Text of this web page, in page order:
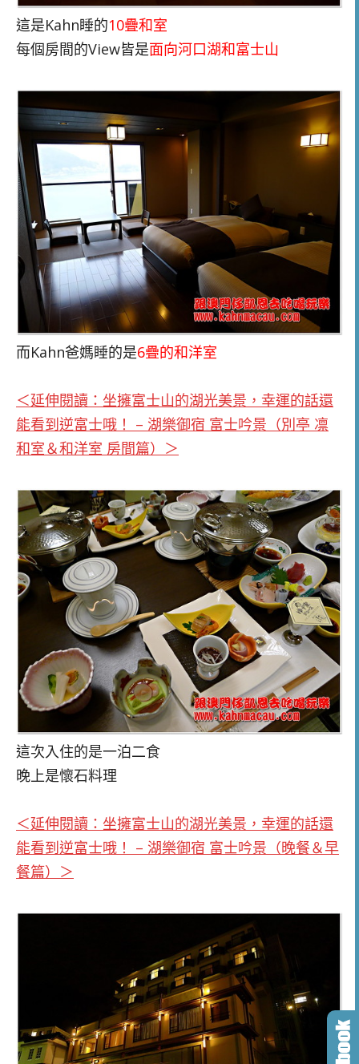
這是Kahn睡的10疊和室
每個房間的View皆是面向河口湖和富士山
而Kahn爸媽睡的是6疊的和洋室
＜延伸閱讀：坐擁富士山的湖光美景，幸運的話還
能看到逆富士哦！ – 湖樂御宿 富士吟景（別亭 凛
和室＆和洋室 房間篇）＞
這次入住的是一泊二食
晚上是懷石料理
＜延伸閱讀：坐擁富士山的湖光美景，幸運的話還
能看到逆富士哦！ – 湖樂御宿 富士吟景（晚餐＆早
餐篇） ＞